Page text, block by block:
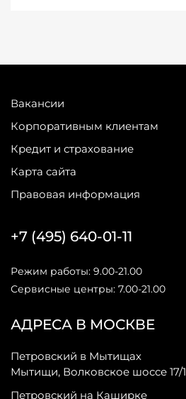
Вакансии
Корпоративным клиентам
Кредит и страхование
Карта сайта
Правовая информация
АДРЕСА В МОСКВЕ
Петровский в Мытищах
Мытищи, Волковское шоссе 17/1
Петровский на Каширке
+7 (495) 640-01-11
Режим работы: 9.00-21.00
Сервисные центры: 7.00-21.00